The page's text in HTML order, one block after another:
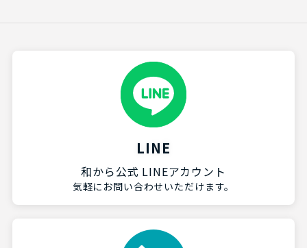
LINE
和から公式 LINEアカウント
気軽にお問い合わせいただけます。